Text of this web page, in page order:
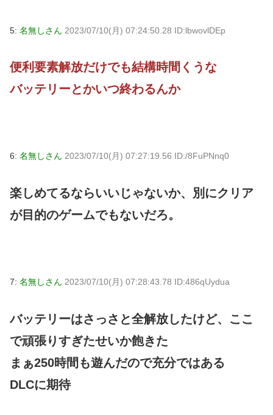
5: 名無しさん 2023/07/10(月) 07:24:50.28 ID:lbwovlDEp
便利要素解放だけでも結構時間くうな
バッテリーとかいつ終わるんか
6: 名無しさん 2023/07/10(月) 07:27:19.56 ID:/8FuPNnq0
楽しめてるならいいじゃないか、別にクリア
が目的のゲームでもないだろ。
7: 名無しさん 2023/07/10(月) 07:28:43.78 ID:486qUydua
バッテリーはさっさと全解放したけど、ここ
で頑張りすぎたせいか飽きた
まぁ250時間も遊んだので充分ではある
DLCに期待